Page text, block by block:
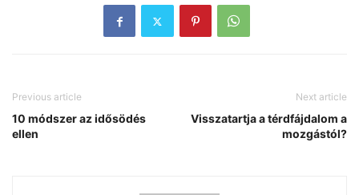
Previous article
10 módszer az idősödés
ellen
Next article
Visszatartja a térdfájdalom a
mozgástól?